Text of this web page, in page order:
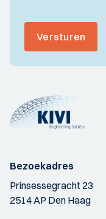
Versturen
Bezoekadres
Prinsessegracht 23
2514 AP Den Haag